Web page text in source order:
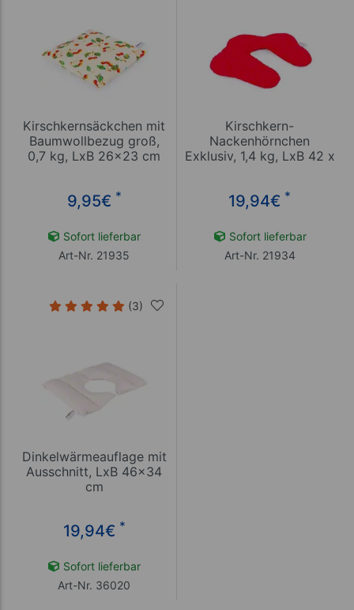
Kirschkernsäckchen mit
Baumwollbezug groß,
0,7 kg, LxB 26x23 cm
9,95€ *
Sofort lieferbar
Art-Nr. 21935
Kirschkern-
Nackenhörnchen
Exklusiv, 1,4 kg, LxB 42 x
19,94€ *
Sofort lieferbar
Art-Nr. 21934
(3)
Dinkelwärmeauflage mit
Ausschnitt, LxB 46x34
cm
19,94€ *
Sofort lieferbar
Art-Nr. 36020